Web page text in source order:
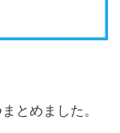
とめました。